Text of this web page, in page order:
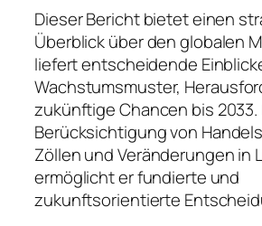
Dieser Bericht bietet einen
Überblick über den globalen
liefert entscheidende
Wachstumsmuster,
zukünftige Chancen bis 2033.
Berücksichtigung von
Zöllen und Veränderungen in
ermöglicht er fundierte und
zukunftsorientierte